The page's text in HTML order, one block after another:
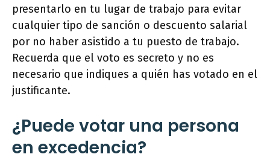
presentarlo en tu lugar de trabajo para evitar
cualquier tipo de sanción o descuento salarial
por no haber asistido a tu puesto de trabajo.
Recuerda que el voto es secreto y no es
necesario que indiques a quién has votado en el
justificante.
¿Puede votar una persona
en excedencia?